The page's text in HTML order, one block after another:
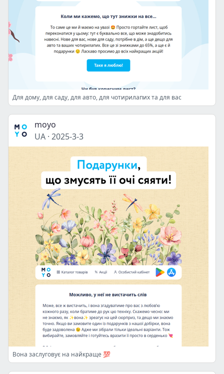
Для дому, для саду, для авто, для чотирилапих та для вас
moyo
UA · 2025-3-3
Вона заслуговує на найкраще 💯